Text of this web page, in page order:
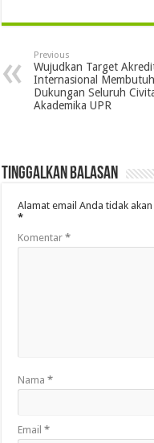
Previous
Wujudkan Target
Internasional
Dukungan Seluruh
Akademika UPR
Tinggalkan Balasan
Alamat email Anda tidak
*
Komentar*
Nama*
Email*